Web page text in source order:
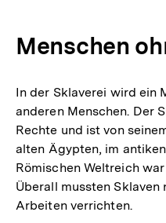
Menschen
In der Sklaverei wird ein
anderen Menschen. Der
Rechte und ist von
alten Ägypten, im
Römischen Weltreich
Überall mussten
Arbeiten verrichten.